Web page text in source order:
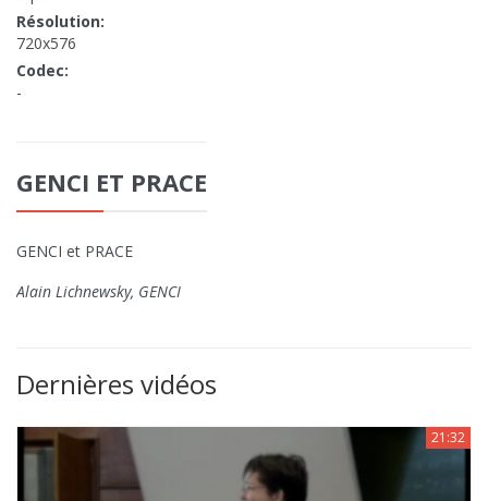
Résolution:
720x576
Codec:
-
GENCI ET PRACE
GENCI et PRACE
Alain Lichnewsky, GENCI
Dernières vidéos
21:32